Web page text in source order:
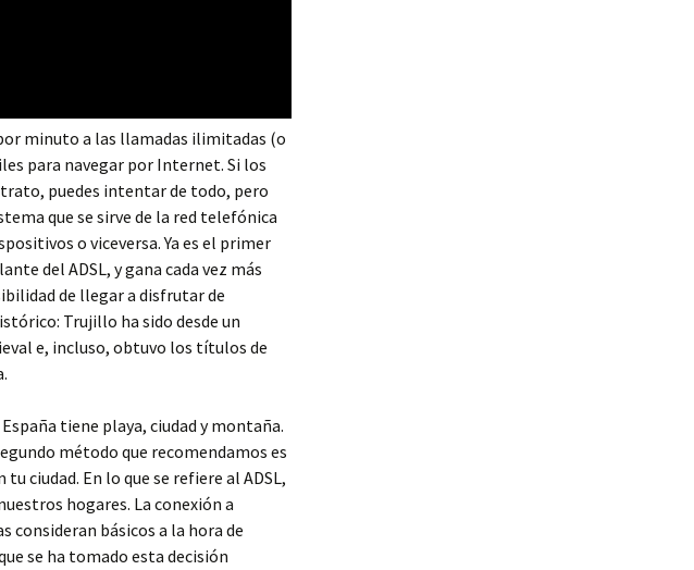
minuto a las llamadas ilimitadas (o
para navegar por Internet. Si los
puedes intentar de todo, pero
que se sirve de la red telefónica
o viceversa. Ya es el primer
del ADSL, y gana cada vez más
de llegar a disfrutar de
Trujillo ha sido desde un
e, incluso, obtuvo los títulos de
tiene playa, ciudad y montaña.
método que recomendamos es
ciudad. En lo que se refiere al ADSL,
hogares. La conexión a
consideran básicos a la hora de
se ha tomado esta decisión